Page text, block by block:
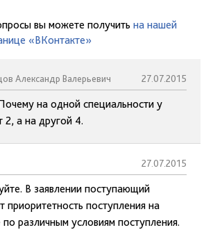
вы можете получить на нашей
«ВКонтакте»
Александр Валерьевич 27.07.2015
на одной специальности у
2, а на другой 4.
27.07.2015
В заявлении поступающий
приоритетность поступления на
различным условиям поступления.